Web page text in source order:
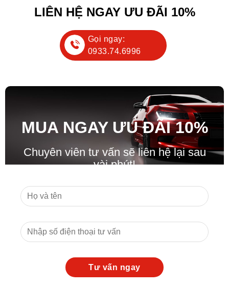
LIÊN HỆ NGAY ƯU ĐÃI 10%
Gọi ngay:
0933.74.6996
MUA NGAY ƯU ĐÃI10%
Chuyên viên tư vấn sẽ liên hệ lại sau
vài phút!